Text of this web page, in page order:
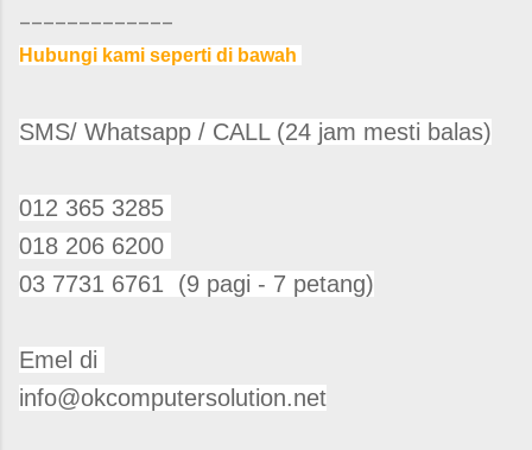
Hubungi kami seperti di bawah
SMS/ Whatsapp / CALL (24 jam mesti balas)
012 365 3285
018 206 6200
03 7731 6761 (9 pagi - 7 petang)
Emel di
info@okcomputersolution.net